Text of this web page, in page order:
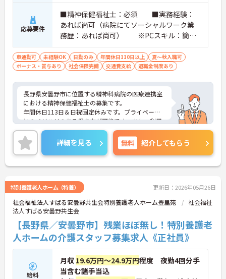
応募要件
■精神保健福祉士：必須 ■実務経験：
あれば尚可（病院にてソーシャルワーク業
務歴：あれば尚可） ※PCスキル：簡単
なWord・Excel程度 ■普通自動車運転
免許（AT限定可）：必須
車通勤可 未経験OK 日勤のみ 年間休日110日以上
夏～秋入職可
ボーナス・賞与あり
社会保険完備 交通費支給 退職金制度あり
長野県安曇野市に位置する精神科病院の医療連携室
における精神保健福祉士の募集です。
年間休日113日＆日祝固定休みです。プライベート
とのメリハリのある働き方が可能です。また、利用
可能な託児所があり、子育て世代の方も安心してご
勤務いただけます。
ご興味のある方には、面接対策ポイントなど、さら
に詳細をご案内しますのでお気軽にご相談くださ
い！
詳細を見る 無料 紹介してもらう
特別養護老人ホーム（特養） 更新日：2026年05月26日
社会福祉法人すばる安曇野共生会特別養護老人ホーム豊里苑
社会福祉
法人すばる安曇野共生会
【長野県／安曇野市】残業ほぼ無し！特別養護老
人ホームの介護スタッフ募集求人《正社員》
給料
月収 19.6万円～24.9万円程度 夜勤4回分手
当含む諸手当込